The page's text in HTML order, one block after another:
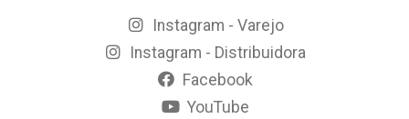
Instagram - Varejo
Instagram - Distribuidora
Facebook
YouTube